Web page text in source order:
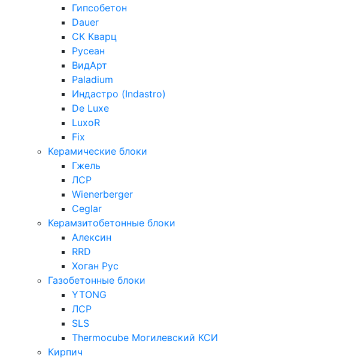
Гипсобетон
Dauer
СК Кварц
Русеан
ВидАрт
Paladium
Индастро (Indastro)
De Luxe
LuxoR
Fix
Керамические блоки
Гжель
ЛСР
Wienerberger
Ceglar
Керамзитобетонные блоки
Алексин
RRD
Хоган Рус
Газобетонные блоки
YTONG
ЛСР
SLS
Thermocube Могилевский КСИ
Кирпич